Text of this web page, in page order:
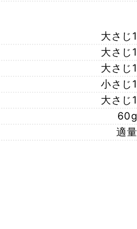
大さじ1
大さじ1
大さじ1
小さじ1
大さじ1
60g
適量